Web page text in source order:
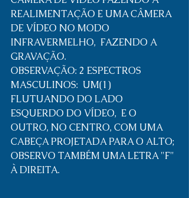
REALIMENTAÇÃO E UMA CÂMERA
DE VÍDEO NO MODO
INFRAVERMELHO,  FAZENDO A
GRAVAÇÃO.
OBSERVAÇÃO: 2 ESPECTROS
MASCULINOS:  UM(1)
FLUTUANDO DO LADO
ESQUERDO DO VÍDEO,  E O
OUTRO, NO CENTRO, COM UMA
CABEÇA PROJETADA PARA O ALTO;
OBSERVO TAMBÉM UMA LETRA "F"
À DIREITA.